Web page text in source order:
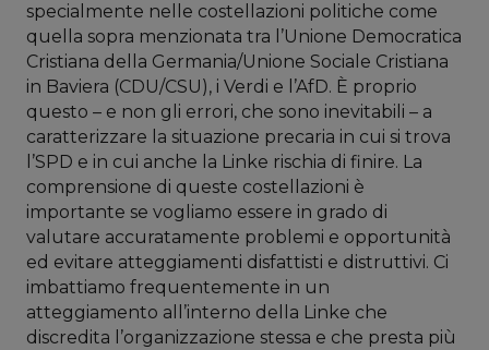
specialmente nelle costellazioni politiche come
quella sopra menzionata tra l’Unione Democratica
Cristiana della Germania/Unione Sociale Cristiana
in Baviera (CDU/CSU), i Verdi e l’AfD. È proprio
questo – e non gli errori, che sono inevitabili – a
caratterizzare la situazione precaria in cui si trova
l’SPD e in cui anche la Linke rischia di finire. La
comprensione di queste costellazioni è
importante se vogliamo essere in grado di
valutare accuratamente problemi e opportunità
ed evitare atteggiamenti disfattisti e distruttivi. Ci
imbattiamo frequentemente in un
atteggiamento all’interno della Linke che
discredita l’organizzazione stessa e che presta più